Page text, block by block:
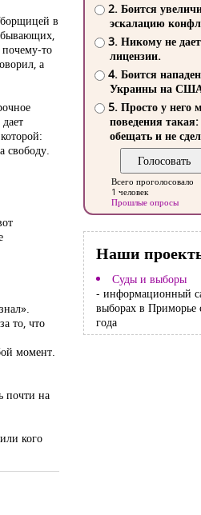
в
то
а
свободу.
то, что
момент.
почти на
кого
2. Боится
эскалацию
3. Никому не
лицензии.
4. Боится
Украины на
5. Просто у него
поведения такая:
обещать и не
Всего проголосовало
1 человек
Прошлые опросы
Наши
Суды и выборы
- информационный
выборах в Приморье
года